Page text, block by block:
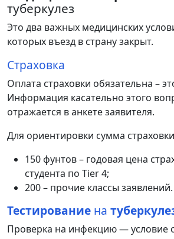
туберкулез
Это два важных медицинских
которых въезд в странузакрыт.
Страховка
Оплата страховки обязательна –
Информация касательно этого
отражается ванкетезаявителя.
Для ориентировки сумма страховки
150фунтов– годовая цена
студента по Tier4;
200– прочие классы заявлений.
Тестирование на
Проверка на инфекцию — условие